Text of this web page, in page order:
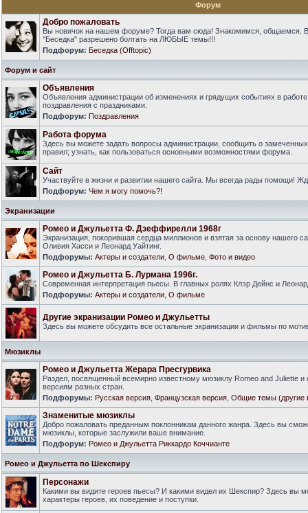
Форум
Добро пожаловать
Вы новичок на нашем форуме? Тогда вам сюда! Знакомимся, общаемся.
"Беседка" разрешено болтать на ЛЮБЫЕ темы!!!
Подфорум: Беседка (Offtopic)
Форум и сайт
Объявления
Объявления администрации об изменениях и грядущих событиях в
поздравления с праздниками.
Подфорум: Поздравления
Работа форума
Здесь вы можете задать вопросы администрации, сообщить о
правил; узнать, как пользоваться основными возможностями форума.
Сайт
Участвуйте в жизни и развитии нашего сайта. Мы всегда рады помощи!
Подфорум: Чем я могу помочь?!
Экранизации
Ромео и Джульетта Ф. Дзеффирелли 1968г
Экранизация, покорившая сердца миллионов и взятая за основу нашего
Оливия Хасси и Леонард Уайтинг.
Подфорумы: Актеры и создатели О фильме Фото и видео
Ромео и Джульетта Б. Лурмана 1996г.
Современная интерпретация пьесы. В главных ролях Клэр Дейнс и
Подфорумы: Актеры и создатели О фильме
Другие экранизации Ромео и Джульетты
Здесь вы можете обсудить все остальные экранизации и фильмы по
Мюзиклы
Ромео и Джульетта Жерара Пресгурвика
Раздел, посвященный всемирно известному мюзиклу Romeo and Juliette и
версиям разных стран.
Подфорумы: Русская версия Французская версия Общие темы (другие
Знаменитые мюзиклы
Добро пожаловать преданным поклонникам данного жанра. Здесь вы
мюзиклы, которые заслужили ваше внимание.
Подфорум: Ромео и Джульетта Риккардо Коччианте
Ромео и Джульетта по Шекспиру
Персонажи
Какими вы видите героев пьесы? И какими видел их Шекспир? Здесь вы
характеры героев, их поведение и поступки.